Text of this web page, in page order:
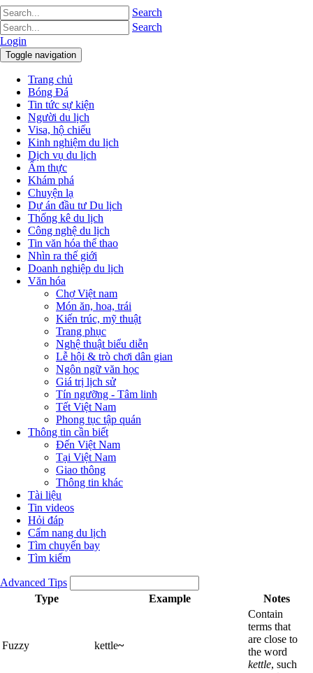
Search
Search
Login
Toggle navigation
Trang chủ
Bóng Đá
Tin tức sự kiện
Người du lịch
Visa, hộ chiếu
Kinh nghiệm du lịch
Dịch vụ du lịch
Ẩm thực
Khám phá
Chuyện lạ
Dự án đầu tư Du lịch
Thống kê du lịch
Công nghệ du lịch
Tin văn hóa thể thao
Nhìn ra thế giới
Doanh nghiệp du lịch
Văn hóa
Chợ Việt nam
Món ăn, hoa, trái
Kiến trúc, mỹ thuật
Trang phục
Nghệ thuật biểu diễn
Lễ hội & trò chơi dân gian
Ngôn ngữ văn học
Giá trị lịch sử
Tín ngưỡng - Tâm linh
Tết Việt Nam
Phong tục tập quán
Thông tin cần biết
Đến Việt Nam
Tại Việt Nam
Giao thông
Thông tin khác
Tài liệu
Tin videos
Hỏi đáp
Cẩm nang du lịch
Tìm chuyến bay
Tìm kiếm
Advanced Tips
Type
Example Notes
Fuzzy kettle~
Contain
terms that
are close to
the word
kettle, such